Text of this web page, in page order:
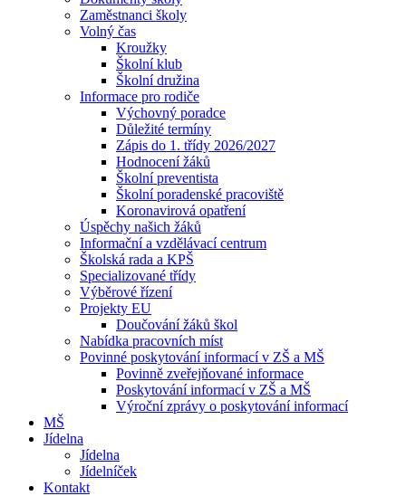
Zaměstnanci školy
Volný čas
Kroužky
Školní klub
Školní družina
Informace pro rodiče
Výchovný poradce
Důležité termíny
Zápis do 1. třídy 2026/2027
Hodnocení žáků
Školní preventista
Školní poradenské pracoviště
Koronavirová opatření
Úspěchy našich žáků
Informační a vzdělávací centrum
Školská rada a KPŠ
Specializované třídy
Výběrové řízení
Projekty EU
Doučování žáků škol
Nabídka pracovních míst
Povinné poskytování informací v ZŠ a MŠ
Povinně zveřejňované informace
Poskytování informací v ZŠ a MŠ
Výroční zprávy o poskytování informací
MŠ
Jídelna
Jídelna
Jídelníček
Kontakt